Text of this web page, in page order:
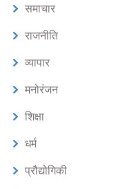
समाचार
राजनीति
व्यापार
मनोरंजन
शिक्षा
धर्म
प्रौद्योगिकी